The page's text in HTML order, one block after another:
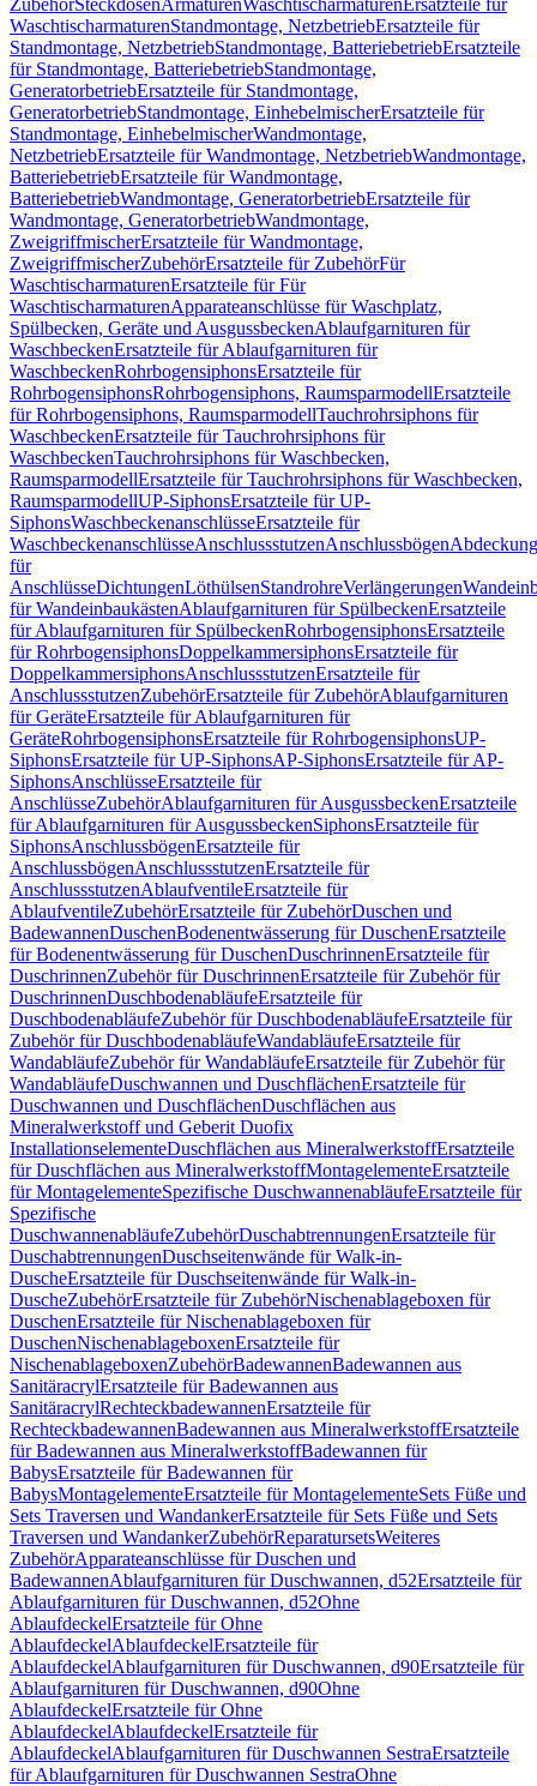
ZubehörSteckdosenArmaturenWaschtischarmaturen Ersatzteile für
WaschtischarmaturenStandmontage, NetzbetriebErsatzteile für
Standmontage, NetzbetriebStandmontage, BatteriebetriebErsatzteile
für Standmontage, BatteriebetriebStandmontage,
GeneratorbetriebErsatzteile für Standmontage,
GeneratorbetriebStandmontage, EinhebelmischerErsatzteile für
Standmontage, EinhebelmischerWandmontage,
NetzbetriebErsatzteile für Wandmontage, NetzbetriebWandmontage,
BatteriebetriebErsatzteile für Wandmontage,
BatteriebetriebWandmontage, GeneratorbetriebErsatzteile für
Wandmontage, GeneratorbetriebWandmontage,
ZweigriffmischerErsatzteile für Wandmontage,
ZweigriffmischerZubehörErsatzteile für ZubehörFür
WaschtischarmaturenErsatzteile für Für
WaschtischarmaturenApparateanschlüsse für Waschplatz,
Spülbecken, Geräte und AusgussbeckenAblaufgarnituren für
WaschbeckenErsatzteile für Ablaufgarnituren für
WaschbeckenRohrbogensiphonsErsatzteile für
RohrbogensiphonsRohrbogensiphons, RaumsparmodellErsatzteile
für Rohrbogensiphons, RaumsparmodellTauchrohrsiphons für
WaschbeckenErsatzteile für Tauchrohrsiphons für
WaschbeckenTauchrohrsiphons für Waschbecken,
RaumsparmodellErsatzteile für Tauchrohrsiphons für Waschbecken,
RaumsparmodellUP-SiphonsErsatzteile für UP-
SiphonsWaschbeckenanschlüsseErsatzteile für
WaschbeckenanschlüsseAnschlussstutzenAnschlussbögen
für
AnschlüsseDichtungenLöthülsenStandrohreVerlängerungen
für WandeinbaukästenAblaufgarnituren für SpülbeckenErsatzteile
für Ablaufgarnituren für SpülbeckenRohrbogensiphonsErsatzteile
für RohrbogensiphonsDoppelkammersiphonsErsatzteile für
DoppelkammersiphonsAnschlussstutzenErsatzteile für
AnschlussstutzenZubehörErsatzteile für ZubehörAblaufgarnituren
für GeräteErsatzteile für Ablaufgarnituren für
GeräteRohrbogensiphonsErsatzteile für RohrbogensiphonsUP-
SiphonsErsatzteile für UP-SiphonsAP-SiphonsErsatzteile für AP-
SiphonsAnschlüsseErsatzteile für
AnschlüsseZubehörAblaufgarnituren für AusgussbeckenErsatzteile
für Ablaufgarnituren für AusgussbeckenSiphonsErsatzteile für
SiphonsAnschlussbögenErsatzteile für
AnschlussbögenAnschlussstutzenErsatzteile für
AnschlussstutzenAblaufventileErsatzteile für
AblaufventileZubehörErsatzteile für ZubehörDuschen und
BadewannenDuschenBodenentwässerung für DuschenErsatzteile
für Bodenentwässerung für DuschenDuschrinnenErsatzteile für
DuschrinnenZubehör für DuschrinnenErsatzteile für Zubehör für
DuschrinnenDuschbodenabläufeErsatzteile für
DuschbodenabläufeZubehör für DuschbodenabläufeErsatzteile für
Zubehör für DuschbodenabläufeWandabläufeErsatzteile für
WandabläufeZubehör für WandabläufeErsatzteile für Zubehör für
WandabläufeDuschwannen und DuschflächenErsatzteile für
Duschwannen und DuschflächenDuschflächen aus
Mineralwerkstoff und Geberit Duofix
InstallationselementeDuschflächen aus MineralwerkstoffErsatzteile
für Duschflächen aus MineralwerkstoffMontagelementeErsatzteile
für MontagelementeSpezifische DuschwannenabläufeErsatzteile für
Spezifische
DuschwannenabläufeZubehörDuschabtrennungenErsatzteile für
DuschabtrennungenDuschseitenwände für Walk-in-
DuscheErsatzteile für Duschseitenwände für Walk-in-
DuscheZubehörErsatzteile für ZubehörNischenablageboxen für
DuschenErsatzteile für Nischenablageboxen für
DuschenNischenablageboxenErsatzteile für
NischenablageboxenZubehörBadewannenBadewannen aus
SanitäracrylErsatzteile für Badewannen aus
SanitäracrylRechteckbadewannenErsatzteile für
RechteckbadewannenBadewannen aus MineralwerkstoffErsatzteile
für Badewannen aus MineralwerkstoffBadewannen für
BabysErsatzteile für Badewannen für
BabysMontagelementeErsatzteile für MontagelementeSets Füße und
Sets Traversen und WandankerErsatzteile für Sets Füße und Sets
Traversen und WandankerZubehörReparatursetsWeiteres
ZubehörApparateanschlüsse für Duschen und
BadewannenAblaufgarnituren für Duschwannen, d52Ersatzteile für
Ablaufgarnituren für Duschwannen, d52Ohne
AblaufdeckelErsatzteile für Ohne
AblaufdeckelAblaufdeckelErsatzteile für
AblaufdeckelAblaufgarnituren für Duschwannen, d90Ersatzteile für
Ablaufgarnituren für Duschwannen, d90Ohne
AblaufdeckelErsatzteile für Ohne
AblaufdeckelAblaufdeckelErsatzteile für
AblaufdeckelAblaufgarnituren für Duschwannen SestraErsatzteile
für Ablaufgarnituren für Duschwannen SestraOhne